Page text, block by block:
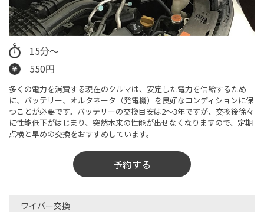
15分～
550円
多くの電力を消費する現在のクルマは、安定した電力を供給するため
に、バッテリー、オルタネータ（発電機）を良好なコンディションに保
つことが必要です。バッテリーの交換目安は2～3年ですが、交換後徐々
に性能低下がはじまり、突然本来の性能が出せなくなりますので、定期
点検と早めの交換をおすすめしています。
予約する
ワイパー交換​